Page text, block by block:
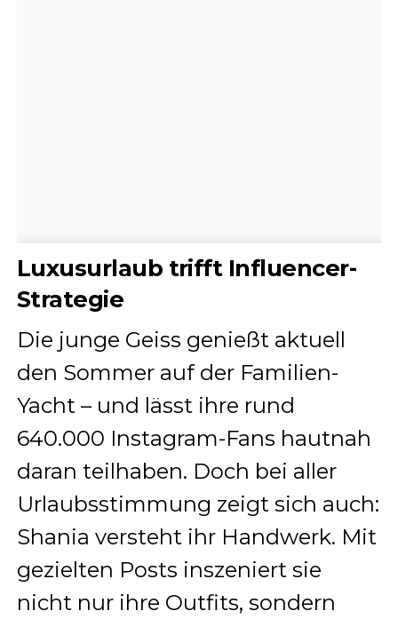
Luxusurlaub trifft Influencer-
Strategie
Die junge Geiss genießt aktuell
den Sommer auf der Familien-
Yacht – und lässt ihre rund
640.000 Instagram-Fans hautnah
daran teilhaben. Doch bei aller
Urlaubsstimmung zeigt sich auch:
Shania versteht ihr Handwerk. Mit
gezielten Posts inszeniert sie
nicht nur ihre Outfits, sondern